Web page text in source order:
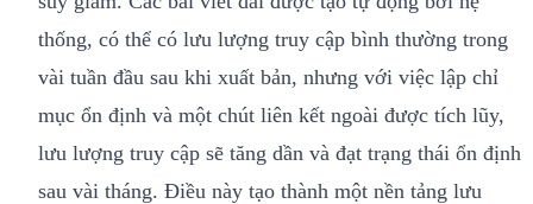
thống, có thể có lưu lượng truy cập bình thường trong
vài tuần đầu sau khi xuất bản, nhưng với việc lập chỉ
mục ổn định và một chút liên kết ngoài được tích lũy,
lưu lượng truy cập sẽ tăng dần và đạt trạng thái ổn định
sau vài tháng. Điều này tạo thành một nền tảng lưu